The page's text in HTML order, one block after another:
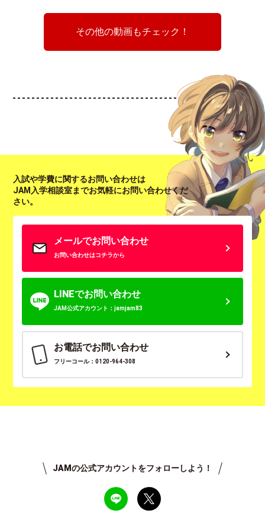
その他の動画もチェック！
入試や学費に関するお問い合わせは
JAM入学相談室までお気軽にお問い合わせくだ
さい。
メールでお問い合わせ
お問い合わせはコチラから
LINEでお問い合わせ
JAM公式アカウント：jamjam83
お電話でお問い合わせ
フリーコール：0120-964-308
JAMの公式アカウントをフォローしよう！